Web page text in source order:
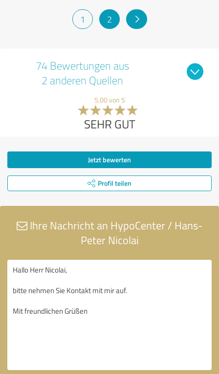
1 2
74 Bewertungen aus
2 anderen Quellen
5,00 von 5
SEHR GUT
Jetzt bewerten
Profil teilen
Ihre Nachricht an HypoCenter / Hans-
Peter Nicolai